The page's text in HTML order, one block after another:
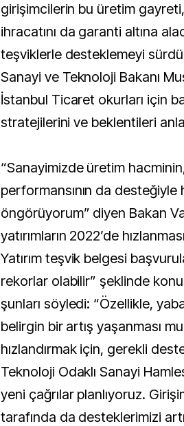
girişimcilerin bu üretim
ihracatını da garanti altına
teşviklerle desteklemeyi
Sanayi ve Teknoloji Bakanı
İstanbul Ticaret okurları için
stratejilerini ve beklentileri
“Sanayimizde üretim
performansının da desteğiyle
öngörüyorum” diyen Bakan
yatırımların 2022’de
Yatırım teşvik belgesi
rekorlar olabilir” şeklinde
şunları söyledi: “Özellikle,
belirgin bir artış yaşanması
hızlandırmak için, gerekli
Teknoloji Odaklı Sanayi
yeni çağrılar planlıyoruz.
tarafında da desteklerimizi